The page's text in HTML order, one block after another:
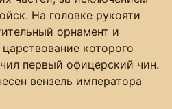
На головке рукояти
орнамент и
которого
первый офицерский чин.
вензель императора